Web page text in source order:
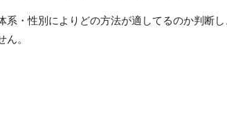
・性別によりどの方法が適してるのか判断し
。